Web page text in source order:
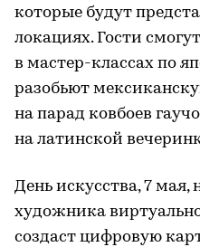
которые будут
локациях. Гости
в мастер-классах по
разобьют
на парад ковбоев
на латинской
День искусства, 7 мая,
художника
создаст цифровую